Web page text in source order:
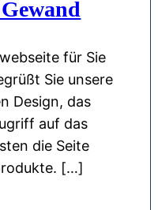
für Sie
Sie unsere
Design, das
auf das
die Seite
[…]